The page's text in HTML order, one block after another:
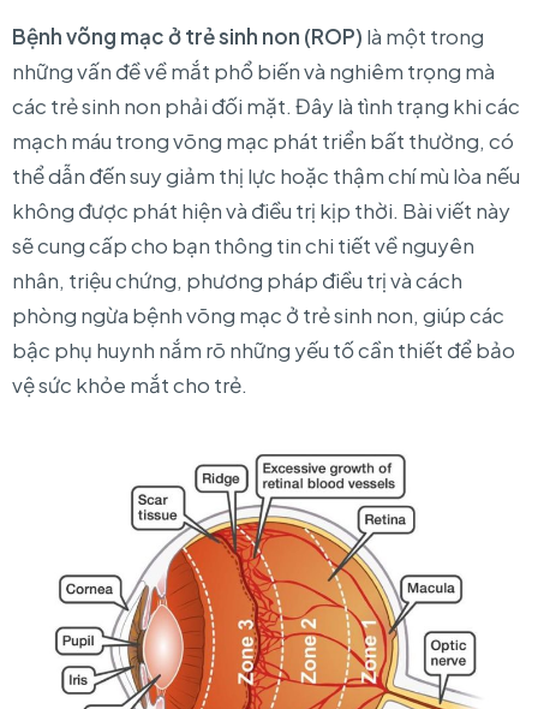
Bệnh võng mạc ở trẻ sinh non (ROP) là một trong
những vấn đề về mắt phổ biến và nghiêm trọng mà
các trẻ sinh non phải đối mặt. Đây là tình trạng khi các
mạch máu trong võng mạc phát triển bất thường, có
thể dẫn đến suy giảm thị lực hoặc thậm chí mù lòa nếu
không được phát hiện và điều trị kịp thời. Bài viết này
sẽ cung cấp cho bạn thông tin chi tiết về nguyên
nhân, triệu chứng, phương pháp điều trị và cách
phòng ngừa bệnh võng mạc ở trẻ sinh non, giúp các
bậc phụ huynh nắm rõ những yếu tố cần thiết để bảo
vệ sức khỏe mắt cho trẻ.